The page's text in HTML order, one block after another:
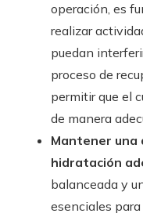
operación, es
realizar
puedan
proceso de
permitir que el
de manera
Mantener una
hidratación
balanceada y
esenciales